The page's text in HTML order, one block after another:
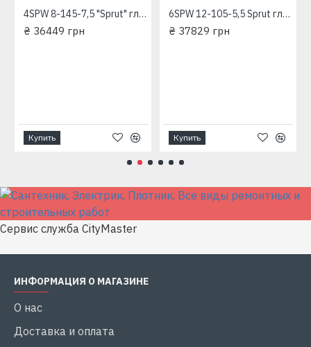
4SPW 8-145-7,5 "Sprut" глубинный насос для скважин
₴ 36449 грн
Купить
6SPW 12-105-5,5 Sprut глубинный насос для скважин
₴ 37829 грн
Купить
Сервис служба CityMaster
ИНФОРМАЦИЯ О МАГАЗИНЕ
О нас
Доставка и оплата